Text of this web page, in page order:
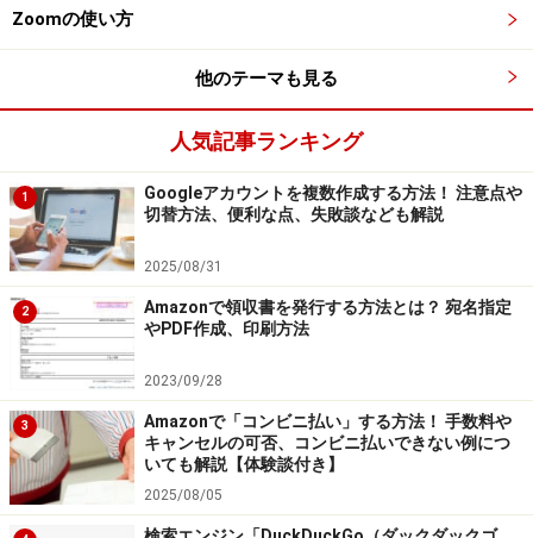
使用しているメールソフトがOAuth非対応、つまりユー
ザー名とパスワードのみのログイン方法であり、Gmailの
アクセスが制限された場合、「アプリパスワード」を使
用することで利用可能となります。
アプリパスワードとは、安全性の低いアプリやデバイス
にGoogleアカウントへのアクセスを許可する16桁のパス
コードのことです。アプリパスワードは2段階認証プロ
セスを有効にしているアカウントでのみ使用できます。
Zoomの使い方
他のテーマも見る
人気記事ランキング
1
Googleアカウントを複数作成する方法！ 注意点や
切替方法、便利な点、失敗談なども解説
2025/08/31
2
Amazonで領収書を発行する方法とは？ 宛名指定
やPDF作成、印刷方法
2023/09/28
3
Amazonで「コンビニ払い」する方法！ 手数料や
キャンセルの可否、コンビニ払いできない例につ
いても解説【体験談付き】
2025/08/05